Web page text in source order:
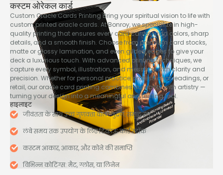
कस्टम ओरेकल कार्ड
Custom Oracle Cards Printing Bring your spiritual vision to life with
custom printed oracle cards. At Bonroy,we specialize in high-
quality printing that ensures every card carries vivid colors, sharp
details, and a smooth finish. Choose from premium card stocks,
matte or glossy lamination, and even gilded edges to give your
deck a luxurious touch. With advanced printing techniques,we
capture every symbol, illustration, and message with clarity and
precision. Whether for personal practice,professional readings, or
retail, our oracle card printing combines durability with artistry —
turning your design into a meaningful and lasting tool.
हाइलाइट
जीवंतता के साथ उच्च गुणवत्ता वाली मुद्रण, समृद्ध रंग
लंबे समय तक उपयोग के लिए टिकाऊ कार्ड स्टॉक
कस्टम आकार, आकार, और कोने की समाप्ति
विभिन्न कोटिंग्स: मैट, ग्लोस, या लिनेन